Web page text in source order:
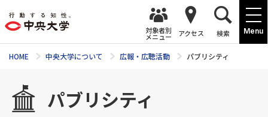
Menu
対象者別
メニュー アクセス 検索
HOME 中央大学について 広報・広聴活動 パブリシティ
パブリシティ